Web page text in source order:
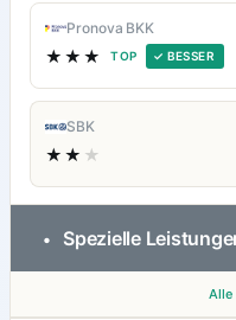
Pronova BKK
★★★ TOP ✓ BESSER
SBK
★★ ★
• Spezielle
Alle